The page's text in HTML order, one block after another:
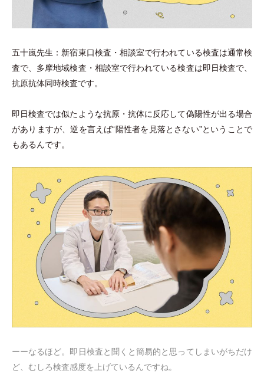
五十嵐先生：新宿東口検査 ・ 相談室で行われている検査は通常検
査で、多摩地域検査 ・ 相談室で行われている検査は即日検査で、
抗原抗体同時検査です。
即日検査では似たような抗原・抗体に反応して偽陽性が出る場合
がありますが、逆を言えば“陽性者を見落とさない”ということで
もあるんです。
ーーなるほど。即日検査と聞くと簡易的と思ってしまいがちだけ
ど、むしろ検査感度を上げているんですね。